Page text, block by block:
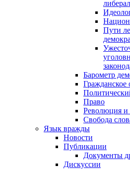
Пути
Барометр
Гражданское
Право
Революция и
Свобода
Язык вражды
Новости
Публикации
Документы
Дискуссии